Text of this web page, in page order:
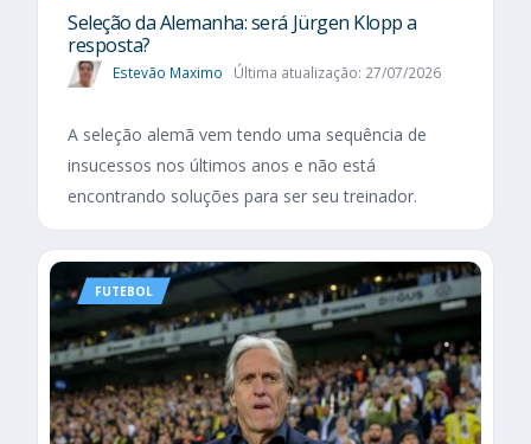
Seleção da Alemanha: será Jürgen Klopp a
resposta?
Estevão Maximo Última atualização: 27/07/2026
A seleção alemã vem tendo uma sequência de
insucessos nos últimos anos e não está
encontrando soluções para ser seu treinador.
FUTEBOL